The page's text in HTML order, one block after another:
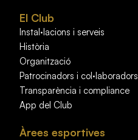
El Club
Instal·lacions i serveis
Història
Organització
Patrocinadors i col·laboradors
Transparència i compliance
App del Club
Àrees esportives